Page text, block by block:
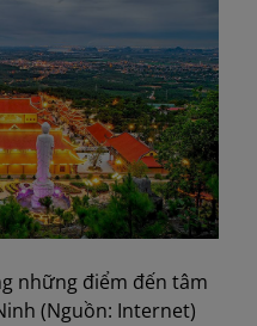
những điểm đến tâm
(Nguồn: Internet)